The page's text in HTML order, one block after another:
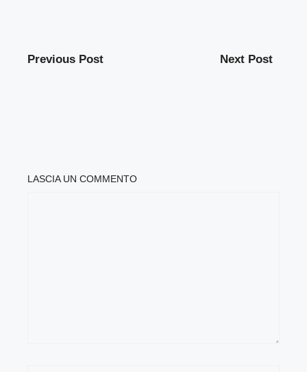
Previous Post Next Post
LASCIA UN COMMENTO